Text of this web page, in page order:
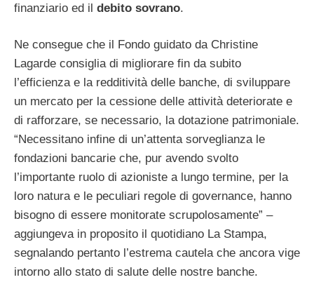
finanziario ed il debito sovrano.
Ne consegue che il Fondo guidato da Christine
Lagarde consiglia di migliorare fin da subito
l’efficienza e la redditività delle banche, di sviluppare
un mercato per la cessione delle attività deteriorate e
di rafforzare, se necessario, la dotazione patrimoniale.
“Necessitano infine di un’attenta sorveglianza le
fondazioni bancarie che, pur avendo svolto
l’importante ruolo di azioniste a lungo termine, per la
loro natura e le peculiari regole di governance, hanno
bisogno di essere monitorate scrupolosamente” –
aggiungeva in proposito il quotidiano La Stampa,
segnalando pertanto l’estrema cautela che ancora vige
intorno allo stato di salute delle nostre banche.